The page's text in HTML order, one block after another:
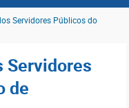
Servidores Públicos do
Servidores
de